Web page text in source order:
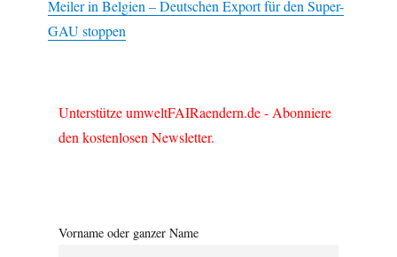
Meiler in Belgien – Deutschen Export für den Super-
GAU stoppen
Unterstütze umweltFAIRaendern.de - Abonniere
den kostenlosen Newsletter.
Vorname oder ganzer Name